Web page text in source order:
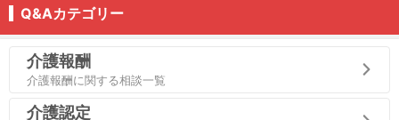
Q&Aカテゴリー
介護報酬
介護報酬に関する相談一覧
介護認定